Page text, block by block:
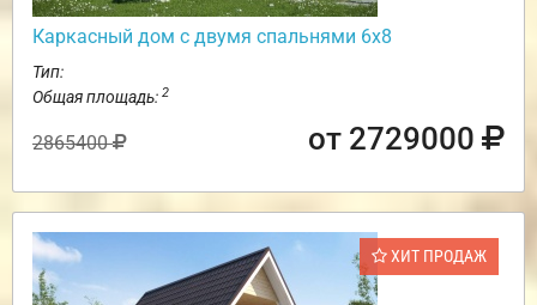
Каркасный дом с двумя спальнями 6х8
Тип:
Общая площадь: 2
2865400 от 2729000
ХИТ ПРОДАЖ